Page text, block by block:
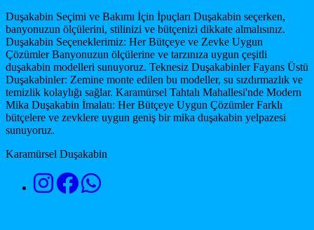
Duşakabin Seçimi ve Bakımı İçin İpuçları Duşakabin seçerken,
banyonuzun ölçülerini, stilinizi ve bütçenizi dikkate almalısınız.
Duşakabin Seçeneklerimiz: Her Bütçeye ve Zevke Uygun
Çözümler Banyonuzun ölçülerine ve tarzınıza uygun çeşitli
duşakabin modelleri sunuyoruz. Teknesiz Duşakabinler Fayans Üstü
Duşakabinler: Zemine monte edilen bu modeller, su sızdırmazlık ve
temizlik kolaylığı sağlar. Karamürsel Tahtalı Mahallesi'nde Modern
Mika Duşakabin İmalatı: Her Bütçeye Uygun Çözümler Farklı
bütçelere ve zevklere uygun geniş bir mika duşakabin yelpazesi
sunuyoruz.
Karamürsel Duşakabin